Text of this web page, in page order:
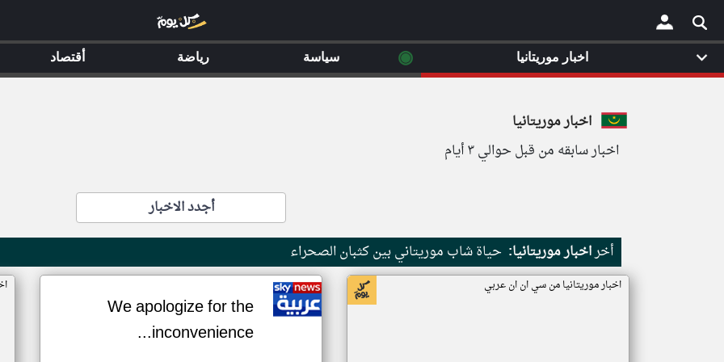
×
اخبار موريتانيا
اخبار سابقه من قبل حوالي ٣ أيام
أجدد الاخبار
أخراخبار موريتانيا: حياة شاب موريتاني بين كثبان الصحراء
اخبار موريتانيا من سي ان ان عربي
We apologize for the
inconvenience...
اخبار موريتانيا ◉ سياسة رياضة أقتصاد